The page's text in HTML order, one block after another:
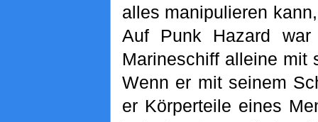
alles manipulieren
Auf Punk Hazard
Marineschiff alleine mit
Wenn er mit seinem
er Körperteile eines